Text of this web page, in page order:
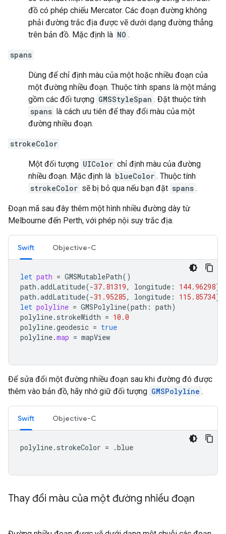
đồ có phép chiếu Mercator. Các đoạn đường không
phải đường trắc địa được vẽ dưới dạng đường thẳng
trên bản đồ. Mặc định là NO .
spans
Dùng để chỉ định màu của một hoặc nhiều đoạn của
một đường nhiều đoạn. Thuộc tính spans là một mảng
gồm các đối tượng GMSStyleSpan . Đặt thuộc tính
spans
là cách ưu tiên để thay đổi màu của một
đường nhiều đoạn.
strokeColor
Một đối tượng UIColor chỉ định màu của đường
nhiều đoạn. Mặc định là blueColor . Thuộc tính
strokeColor sẽ bị bỏ qua nếu bạn đặt spans .
Đoạn mã sau đây thêm một hình nhiều đường dày từ
Melbourne đến Perth, với phép nội suy trắc địa.
Swift Objective-C
let path = GMSMutablePath()
path .addLatitude(-37.81319, longitude : 144.96298)
path .addLatitude(-31.95285, longitude : 115.85734)
let polyline = GMSPolyline(path : path)
polyline. strokeWidth = 10.0
polyline.geodesic = true
polyline.map = mapView
Để sửa đổi một đường nhiều đoạn sau khi đường đó được
thêm vào bản đồ, hãy nhớ giữ đối tượng GMSPolyline .
Swift Objective-C
polyline. strokeColor = .blue
Thay đổi màu của một đường nhiều đoạn